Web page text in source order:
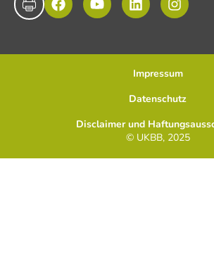
© UKBB, 2025
Impressum
Datenschutz
Disclaimer und